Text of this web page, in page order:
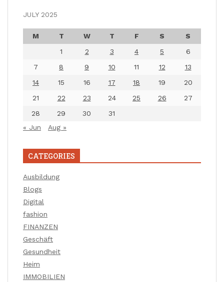
JULY 2025
M T W T F S
S
1
2 3 4 5
6
7
8 9 10 11 12
13
14
15 16 17 18 19
20
21
22 23 24 25 26
27
28
29 30
31
« Jun
Aug »
CATEGORIES
Ausbildung
Blogs
Digital
fashion
FINANZEN
Geschäft
Gesundheit
Heim
IMMOBILIEN